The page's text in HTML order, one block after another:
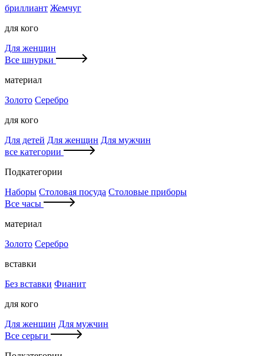
бриллиант Жемчуг
для кого
Для женщин
Все шнурки
материал
Золото Серебро
для кого
Для детей Для женщин Для мужчин
все категории
Подкатегории
Наборы Столовая посуда Столовые приборы
Все часы
материал
Золото Серебро
вставки
Без вставки Фианит
для кого
Для женщин Для мужчин
Все серьги